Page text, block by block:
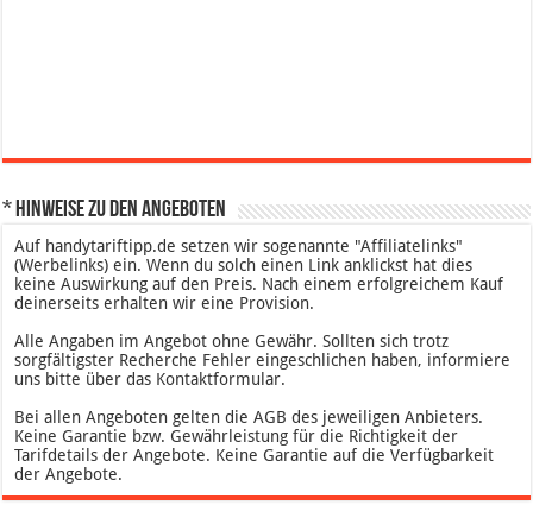
* Hinweise zu den Angeboten
Auf handytariftipp.de setzen wir sogenannte "Affiliatelinks"
(Werbelinks) ein. Wenn du solch einen Link anklickst hat dies
keine Auswirkung auf den Preis. Nach einem erfolgreichem Kauf
deinerseits erhalten wir eine Provision.
Alle Angaben im Angebot ohne Gewähr. Sollten sich trotz
sorgfältigster Recherche Fehler eingeschlichen haben, informiere
uns bitte über das Kontaktformular.
Bei allen Angeboten gelten die AGB des jeweiligen Anbieters.
Keine Garantie bzw. Gewährleistung für die Richtigkeit der
Tarifdetails der Angebote. Keine Garantie auf die Verfügbarkeit
der Angebote.